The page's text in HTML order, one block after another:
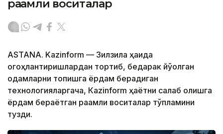
рақамли воситалар
ASTANA. Kazinform — Зилзила ҳақида
огоҳлантиришлардан тортиб, бедарак йўқолган
одамларни топишга ёрдам берадиган
технологияларгача, Кazinform ҳаётни сақлаб қолишга
ёрдам бераётган рақамли воситалар тўпламини
тузди.